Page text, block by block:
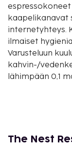
espressokoneet
kaapelikanavat
internetyhteys.
ilmaiset
Varusteluun
kahvin-/
lähimpään 0,1
Aquaworld
The Nest